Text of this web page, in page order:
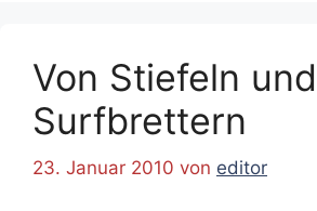
Von Stiefeln und
Surfbrettern
23. Januar 2010 von editor